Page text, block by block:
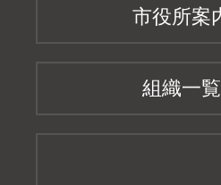
市役所案
組織一覧